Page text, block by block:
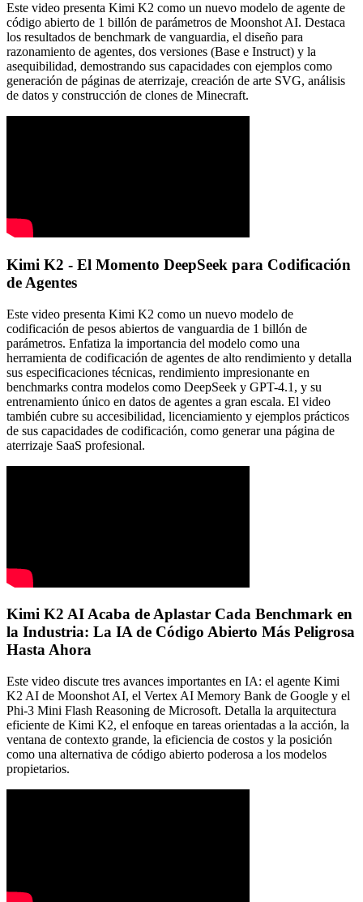
Este video presenta Kimi K2 como un nuevo modelo de agente de
código abierto de 1 billón de parámetros de Moonshot AI. Destaca
los resultados de benchmark de vanguardia, el diseño para
razonamiento de agentes, dos versiones (Base e Instruct) y la
asequibilidad, demostrando sus capacidades con ejemplos como
generación de páginas de aterrizaje, creación de arte SVG, análisis
de datos y construcción de clones de Minecraft.
Kimi K2 - El Momento DeepSeek para Codificación
de Agentes
Este video presenta Kimi K2 como un nuevo modelo de
codificación de pesos abiertos de vanguardia de 1 billón de
parámetros. Enfatiza la importancia del modelo como una
herramienta de codificación de agentes de alto rendimiento y detalla
sus especificaciones técnicas, rendimiento impresionante en
benchmarks contra modelos como DeepSeek y GPT-4.1, y su
entrenamiento único en datos de agentes a gran escala. El video
también cubre su accesibilidad, licenciamiento y ejemplos prácticos
de sus capacidades de codificación, como generar una página de
aterrizaje SaaS profesional.
Kimi K2 AI Acaba de Aplastar Cada Benchmark en
la Industria: La IA de Código Abierto Más Peligrosa
Hasta Ahora
Este video discute tres avances importantes en IA: el agente Kimi
K2 AI de Moonshot AI, el Vertex AI Memory Bank de Google y el
Phi-3 Mini Flash Reasoning de Microsoft. Detalla la arquitectura
eficiente de Kimi K2, el enfoque en tareas orientadas a la acción, la
ventana de contexto grande, la eficiencia de costos y la posición
como una alternativa de código abierto poderosa a los modelos
propietarios.